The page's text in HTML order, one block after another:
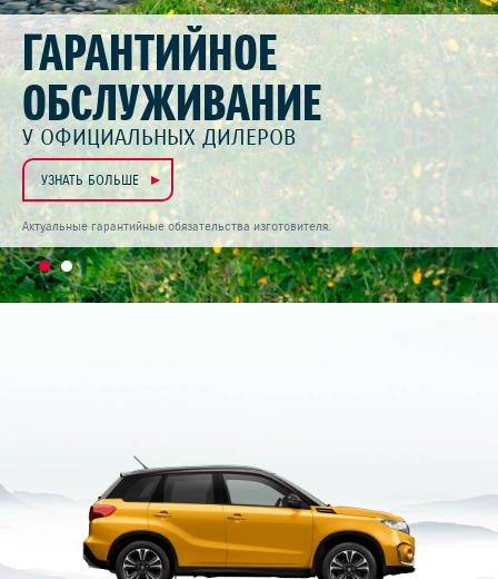
ГАРАНТИЙНОЕ
ОБСЛУЖИВАНИЕ
У ОФИЦИАЛЬНЫХ ДИЛЕРОВ
УЗНАТЬ БОЛЬШЕ
Актуальные гарантийные обязательства изготовителя.